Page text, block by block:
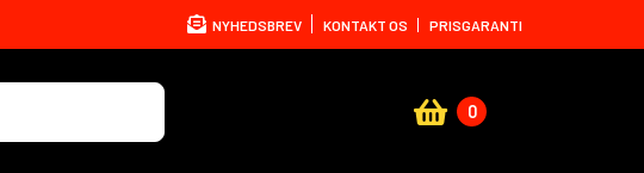
NYHEDSBREV KONTAKT OS PRISGARANTI
0